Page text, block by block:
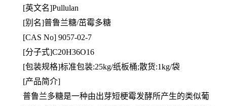
[英文名]Pullulan
[别名]普鲁兰糖/茁霉多糖
[CAS No] 9057-02-7
[分子式]C20H36O16
[包装规格]标准包装:25kg/纸板桶;散货:1kg/袋
[产品简介]
普鲁兰多糖是一种由出芽短梗霉发酵所产生的类似葡